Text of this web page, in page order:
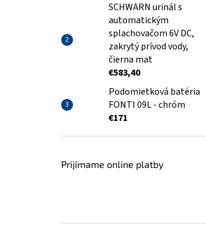
SCHWARN urinál s
automatickým
splachovačom 6V DC,
zakrytý prívod vody,
čierna mat
€583,40
Podomietková batéria
FONTI 09L - chróm
€171
Prijímame online platby